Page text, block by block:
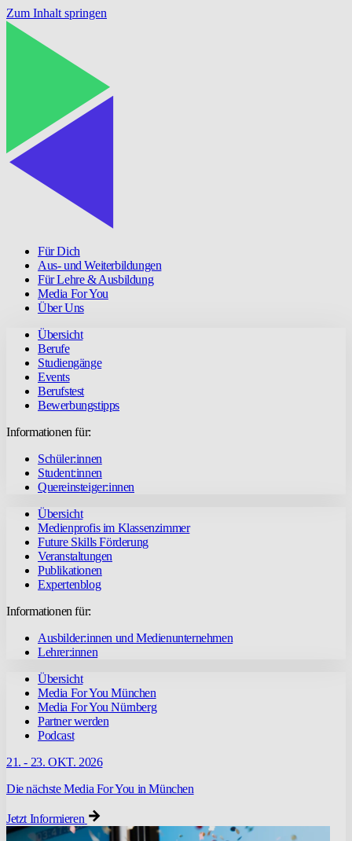
Zum Inhalt springen
Für Dich
Aus- und Weiterbildungen
Für Lehre & Ausbildung
Media For You
Über Uns
Übersicht
Berufe
Studiengänge
Events
Berufstest
Bewerbungstipps
Informationen für:
Schüler:innen
Student:innen
Quereinsteiger:innen
Übersicht
Medienprofis im Klassenzimmer
Future Skills Förderung
Veranstaltungen
Publikationen
Expertenblog
Informationen für:
Ausbilder:innen und Medienunternehmen
Lehrer:innen
Übersicht
Media For You München
Media For You Nürnberg
Partner werden
Podcast
21. - 23. OKT. 2026
Die nächste Media For You in München
Jetzt Informieren